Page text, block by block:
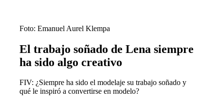
Foto: Emanuel Aurel Klempa
El trabajo soñado de Lena siempre
ha sido algo creativo
FIV: ¿Siempre ha sido el modelaje su trabajo soñado y
qué le inspiró a convertirse en modelo?